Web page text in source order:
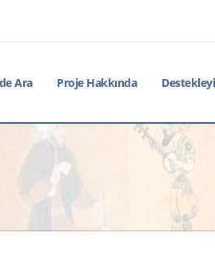
Ara Proje Hakkında